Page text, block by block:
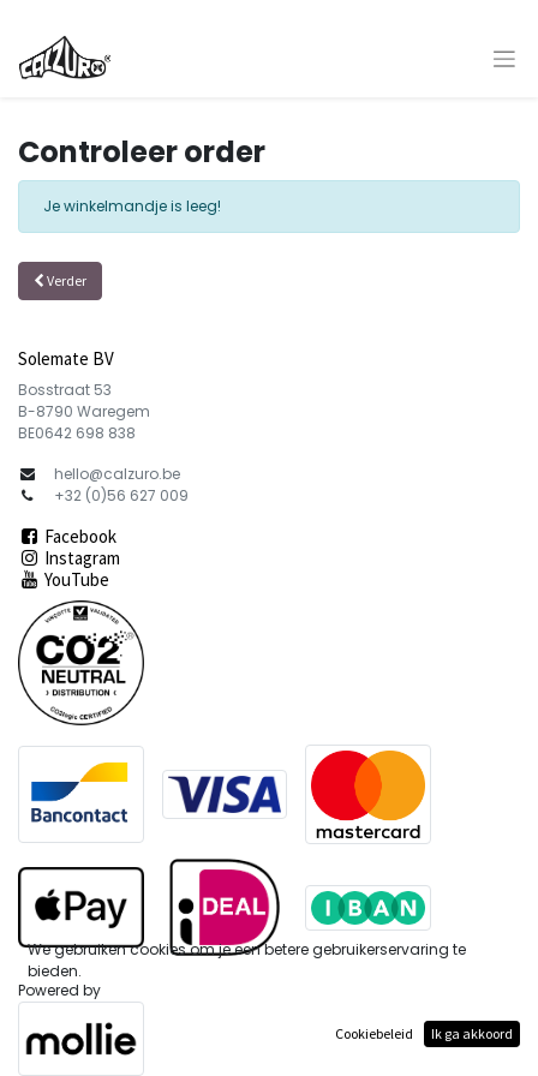
Controleer order
Je winkelmandje is leeg!
Verder
Solemate BV
Bosstraat 53
B-8790 Waregem
BE0642 698 838
hello@calzuro.be
+32 (0)56 627 009
Facebook
Instagram
YouTube
Powered by
We gebruiken cookies om je een betere gebruikerservaring te
bieden.
Cookiebeleid Ik ga akkoord